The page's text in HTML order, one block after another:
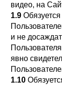
видео, на
1.9
и не
явно
1.10